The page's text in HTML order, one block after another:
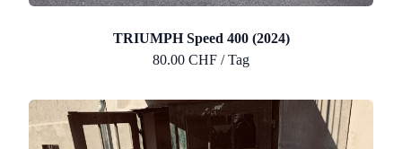
TRIUMPH Speed 400 (2024)
80.00 CHF / Tag